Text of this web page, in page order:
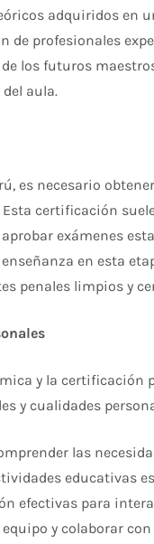
adquiridos en
de profesionales
los futuros
aula.
es necesario
certificación
exámenes
en esta
penales limpios y
y la certificación
y cualidades
las
educativas
efectivas para
y colaborar